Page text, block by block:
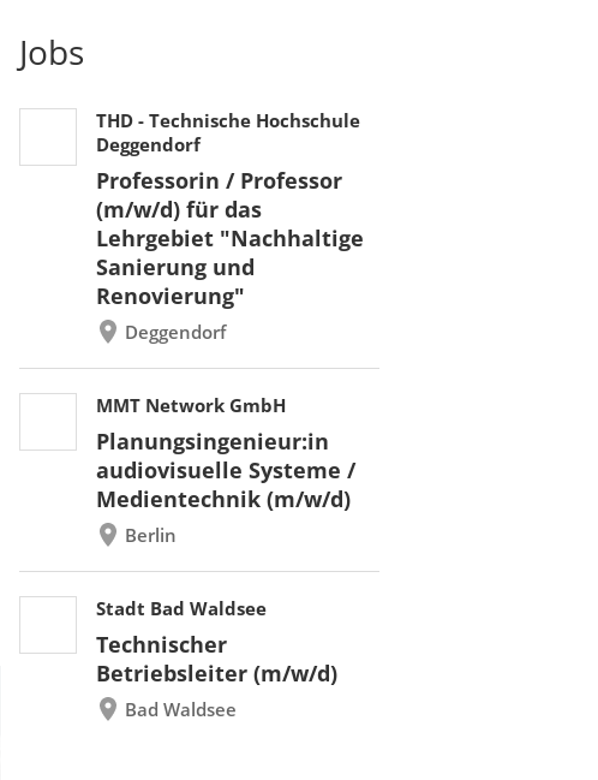
Jobs
THD - Technische Hochschule
Deggendorf
Professorin / Professor
(m/w/d) für das
Lehrgebiet "Nachhaltige
Sanierung und
Renovierung"
Deggendorf
MMT Network GmbH
Planungsingenieur:in
audiovisuelle Systeme /
Medientechnik (m/w/d)
Berlin
Stadt Bad Waldsee
Technischer
Betriebsleiter (m/w/d)
Bad Waldsee